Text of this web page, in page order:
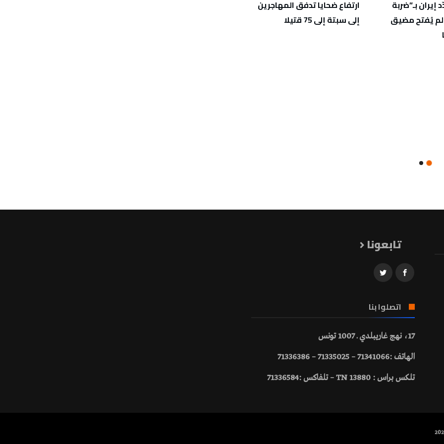
إيران بـ”ضربة
لم يُفتح مضيق
ارتفاع ضحايا تدفق المهاجرين
إلى سبتة إلى 75 قتيلا
تابعونا
اتصلوا بنا
17، نهج غاريبلدي ـ 1007 تونس
الهاتف :71341066 – 71335025 – 71336386
تلكس براس : 13880 TN – تلفاكس :71336584